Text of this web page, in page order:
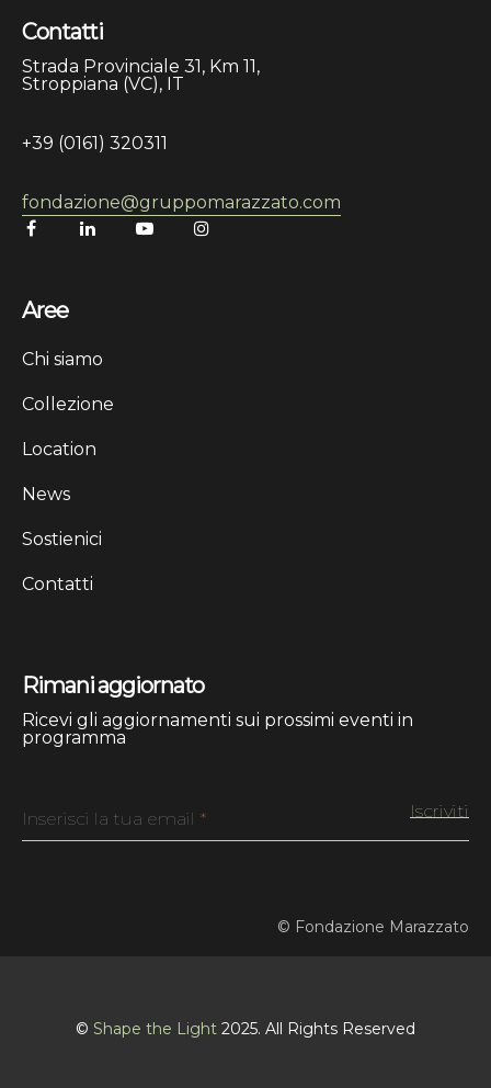
Contatti
Strada Provinciale 31, Km 11,
Stroppiana (VC), IT
+39 (0161) 320311
fondazione@gruppomarazzato.com
Aree
Chi siamo
Collezione
Location
News
Sostienici
Contatti
Rimani aggiornato
Ricevi gli aggiornamenti sui prossimi eventi in
programma
Inserisci la tua email *
© Fondazione Marazzato
© Shape the Light 2025. All Rights Reserved